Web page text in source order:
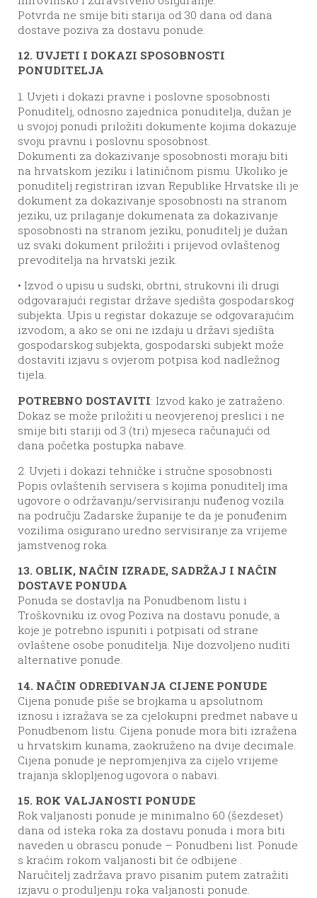
Potvrda ne smije biti starija od 30 dana od dana
dostave poziva za dostavu ponude.
12. UVJETI I DOKAZI SPOSOBNOSTI
PONUDITELJA
1. Uvjeti i dokazi pravne i poslovne sposobnosti
Ponuditelj, odnosno zajednica ponuditelja, dužan je
u svojoj ponudi priložiti dokumente kojima dokazuje
svoju pravnu i poslovnu sposobnost.
Dokumenti za dokazivanje sposobnosti moraju biti
na hrvatskom jeziku i latiničnom pismu. Ukoliko je
ponuditelj registriran izvan Republike Hrvatske ili je
dokument za dokazivanje sposobnosti na stranom
jeziku, uz prilaganje dokumenata za dokazivanje
sposobnosti na stranom jeziku, ponuditelj je dužan
uz svaki dokument priložiti i prijevod ovlaštenog
prevoditelja na hrvatski jezik.
• Izvod o upisu u sudski, obrtni, strukovni ili drugi
odgovarajući registar države sjedišta gospodarskog
subjekta. Upis u registar dokazuje se odgovarajućim
izvodom, a ako se oni ne izdaju u državi sjedišta
gospodarskog subjekta, gospodarski subjekt može
dostaviti izjavu s ovjerom potpisa kod nadležnog
tijela.
POTREBNO DOSTAVITI: Izvod kako je zatraženo.
Dokaz se može priložiti u neovjerenoj preslici i ne
smije biti stariji od 3 (tri) mjeseca računajući od
dana početka postupka nabave.
2. Uvjeti i dokazi tehničke i stručne sposobnosti
Popis ovlaštenih servisera s kojima ponuditelj ima
ugovore o održavanju/servisiranju nuđenog vozila
na području Zadarske županije te da je ponuđenim
vozilima osigurano uredno servisiranje za vrijeme
jamstvenog roka.
13. OBLIK, NAČIN IZRADE, SADRŽAJ I NAČIN
DOSTAVE PONUDA
Ponuda se dostavlja na Ponudbenom listu i
Troškovniku iz ovog Poziva na dostavu ponude, a
koje je potrebno ispuniti i potpisati od strane
ovlaštene osobe ponuditelja. Nije dozvoljeno nuditi
alternative ponude.
14. NAČIN ODREĐIVANJA CIJENE PONUDE
Cijena ponude piše se brojkama u apsolutnom
iznosu i izražava se za cjelokupni predmet nabave u
Ponudbenom listu. Cijena ponude mora biti izražena
u hrvatskim kunama, zaokruženo na dvije decimale.
Cijena ponude je nepromjenjiva za cijelo vrijeme
trajanja sklopljenog ugovora o nabavi.
15. ROK VALJANOSTI PONUDE
Rok valjanosti ponude je minimalno 60 (šezdeset)
dana od isteka roka za dostavu ponuda i mora biti
naveden u obrascu ponude – Ponudbeni list. Ponude
s kraćim rokom valjanosti bit će odbijene .
Naručitelj zadržava pravo pisanim putem zatražiti
izjavu o produljenju roka valjanosti ponude.